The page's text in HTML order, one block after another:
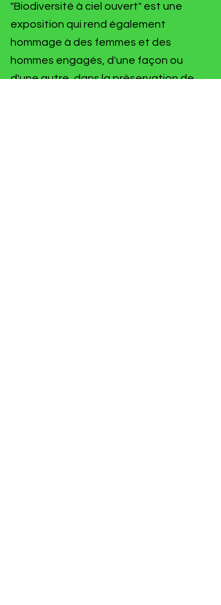
"Biodiversité à ciel ouvert" est une
exposition qui rend également
hommage à des femmes et des
hommes engagés, d'une façon ou
d'une autre, dans la préservation de